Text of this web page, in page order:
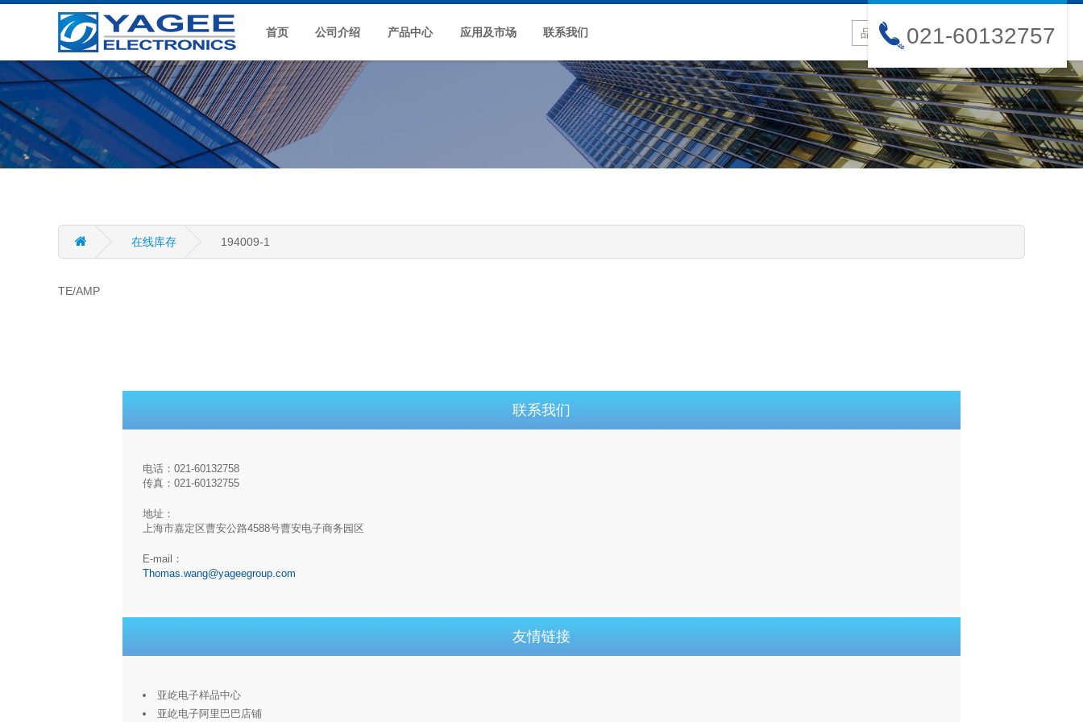
首页 公司介绍 产品中心 应用及市场 联系我们 021-60132757
在线库存 194009-1
TE/AMP
联系我们
电话：021-60132758
传真：021-60132755
地址：
上海市嘉定区曹安公路4588号曹安电子商务园区
E-mail：
Thomas.wang@yageegroup.com
友情链接
亚屹电子样品中心
亚屹电子阿里巴巴店铺